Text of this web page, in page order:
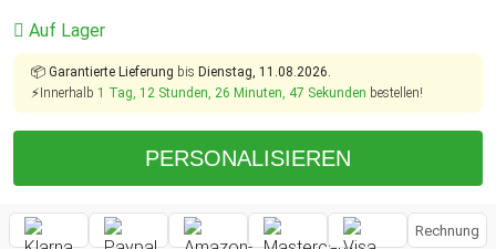
Auf Lager
📦 Garantierte Lieferung bis Dienstag, 11.08.2026.
⚡Innerhalb 1 Tag, 12 Stunden, 26 Minuten, 46 Sekunden bestellen!
PERSONALISIEREN
Rechnung